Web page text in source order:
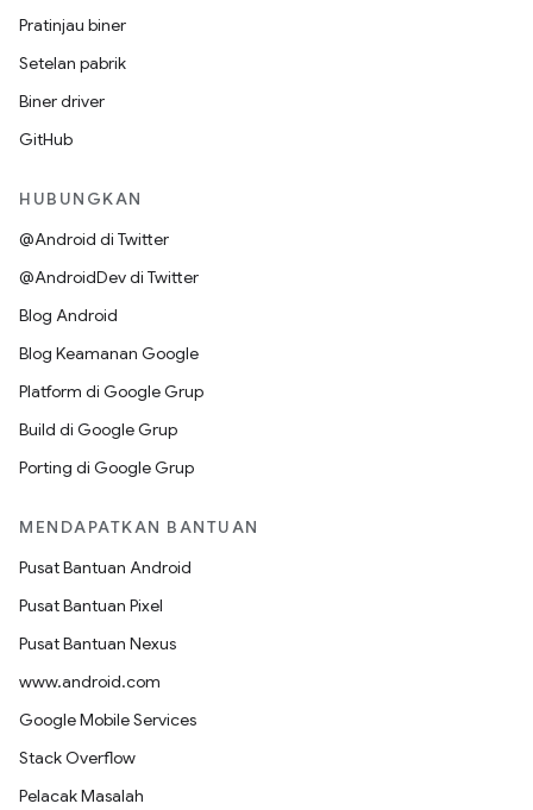
Pratinjau biner
Setelan pabrik
Biner driver
GitHub
HUBUNGKAN
@Android di Twitter
@AndroidDev di Twitter
Blog Android
Blog Keamanan Google
Platform di Google Grup
Build di Google Grup
Porting di Google Grup
MENDAPATKAN BANTUAN
Pusat Bantuan Android
Pusat Bantuan Pixel
Pusat Bantuan Nexus
www.android.com
Google Mobile Services
Stack Overflow
Pelacak Masalah